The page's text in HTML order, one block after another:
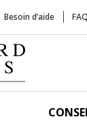
Besoin d’aide FAQ